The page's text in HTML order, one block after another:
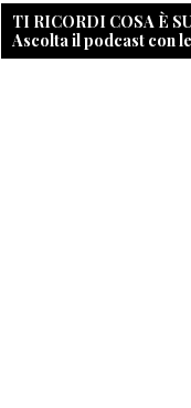
TI RICORDI COSA È
Ascolta il podcast con